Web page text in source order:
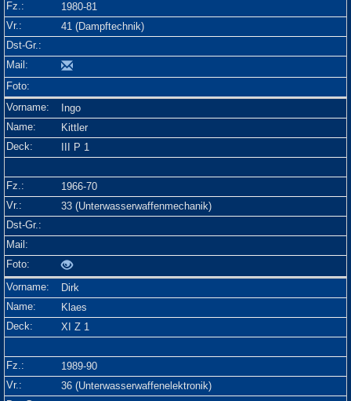
1980-81
41 (Dampftechnik)
Ingo
Kittler
III P 1
1966-70
33 (Unterwasserwaffenmechanik)
Dirk
Klaes
XI Z 1
1989-90
36 (Unterwasserwaffenelektronik)